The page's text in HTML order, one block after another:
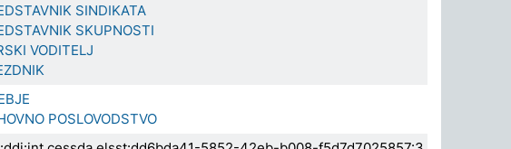
SINDIKATA
SKUPNOSTI
VODITELJ
POSLOVODSTVO